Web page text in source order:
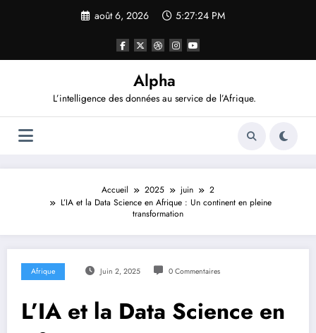
août 6, 2026 5:27:25 PM
Alpha
L’intelligence des données au service de l’Afrique.
Accueil 2025 juin
2
L’IA et la Data Science en Afrique : Un continent en pleine
transformation
Afrique Juin 2, 2025 0 Commentaires
L’IA et la Data Science en